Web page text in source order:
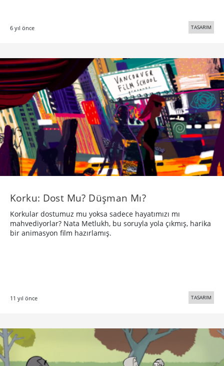
6 yıl önce TASARIM
Korku: Dost Mu? Düşman Mı?
Korkular dostumuz mu yoksa sadece hayatımızı mı
mahvediyorlar? Nata Metlukh, bu soruyla yola çıkmış, harika
bir animasyon film hazırlamış.
11 yıl önce TASARIM